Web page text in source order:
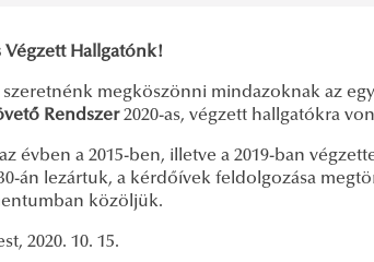
Végzett Hallgatónk!
szeretnénk megköszönni mindazoknak az
Rendszer2020-as, végzett hallgatókra
évben a 2015-ben, illetve a 2019-ban
án lezártuk, a kérdőívek feldolgozása
közöljük.
2020. 10. 15.